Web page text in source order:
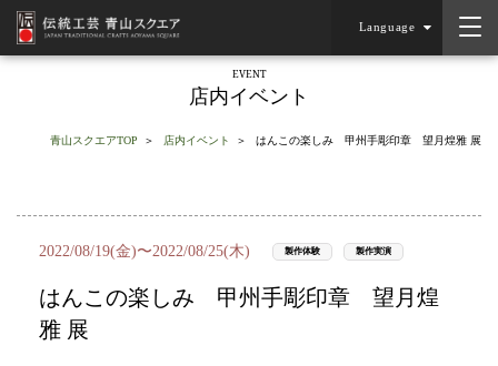
Language
EVENT
店内イベント
青山スクエアTOP 店内イベント はんこの楽しみ 甲州手彫印章 望月煌雅 展
2022/08/19(金)〜2022/08/25(木) 製作体験 製作実演
はんこの楽しみ 甲州手彫印章 望月煌
雅 展